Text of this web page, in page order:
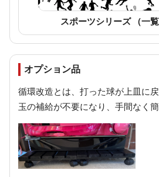
スポーツシリーズ （一覧
オプション品
循環改造とは、打った球が上皿に
玉の補給が不要になり、手間なく